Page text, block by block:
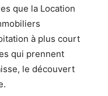
que la Location
à plus court
qui prennent
le découvert